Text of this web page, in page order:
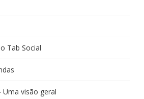
Tab Social
Uma visão geral